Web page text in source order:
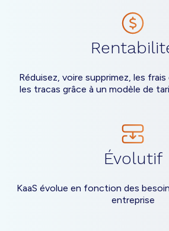
Réduisez, voire supprimez, les
les tracas grâce à un modèle de
Évolutif
KaaS évolue en fonction des
entreprise